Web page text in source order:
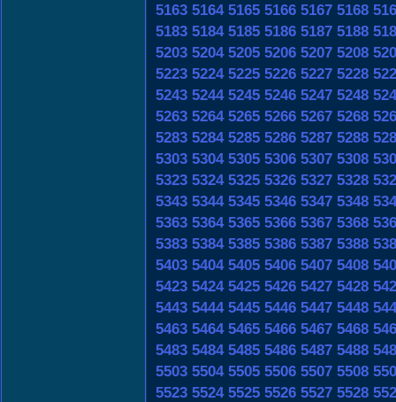
5163 5164 5165 5166 5167 5168
5183 5184 5185 5186 5187 5188
5203 5204 5205 5206 5207 5208
5223 5224 5225 5226 5227 5228
5243 5244 5245 5246 5247 5248
5263 5264 5265 5266 5267 5268
5283 5284 5285 5286 5287 5288
5303 5304 5305 5306 5307 5308
5323 5324 5325 5326 5327 5328
5343 5344 5345 5346 5347 5348
5363 5364 5365 5366 5367 5368
5383 5384 5385 5386 5387 5388
5403 5404 5405 5406 5407 5408
5423 5424 5425 5426 5427 5428
5443 5444 5445 5446 5447 5448
5463 5464 5465 5466 5467 5468
5483 5484 5485 5486 5487 5488
5503 5504 5505 5506 5507 5508
5523 5524 5525 5526 5527 5528